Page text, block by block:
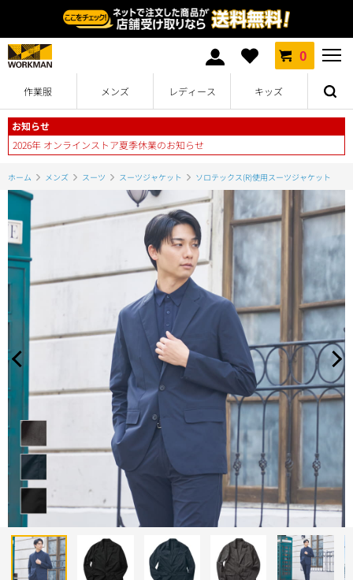
0
作業服 メンズ レディース キッズ
お知らせ
2026年 オンラインストア夏季休業のお知らせ
ホーム メンズ スーツ スーツジャケット ソロテックス(R)使用スーツジャケット